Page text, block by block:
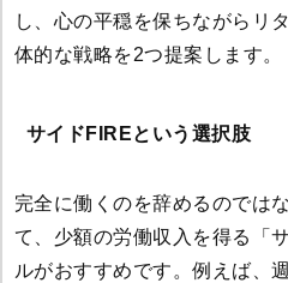
し、心の平穏を保ちながらリ
体的な戦略を2つ提案します。
サイドFIREという選択肢
完全に働くのを辞めるのでは
て、少額の労働収入を得る「
ルがおすすめです。例えば、